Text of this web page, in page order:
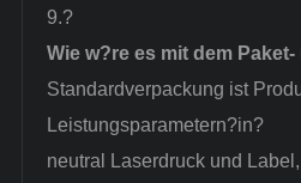
9.?
Wie w?re es mit dem
Standardverpackung ist
Leistungsparametern?in?
neutral Laserdruck und Label,